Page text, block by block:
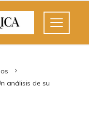
análisis de su